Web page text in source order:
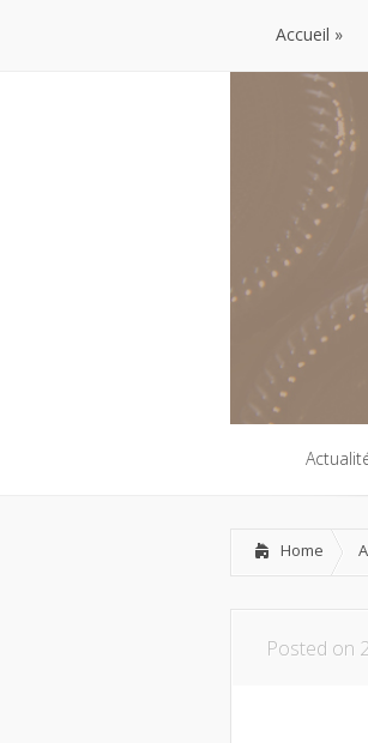
Accueil
Accueil
Actualités
Home
Posted on